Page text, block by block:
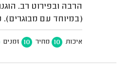
הרבה ובפירוט רב.
(במיוחד עם מבוגרים).
איכות 10 מחיר 10 זמנים